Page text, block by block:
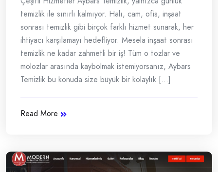
temizlik ile sınırlı kalmıyor. Halı, cam, ofis, inşaat
sonrası temizlik gibi birçok farklı hizmet sunarak, her
ihtiyacı karşılamayı hedefliyor. Mesela inşaat sonrası
temizlik ne kadar zahmetli bir iş! Tüm o tozlar ve
molozlar arasında kaybolmak istemiyorsanız, Aybars
Temizlik bu konuda size büyük bir kolaylık [...]
Read More